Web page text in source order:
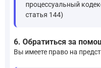
процессуальный
статья 144)
6. Обратиться за
Вы имеете право на